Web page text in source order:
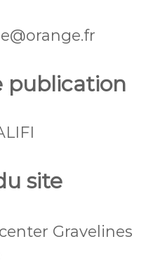
publication
site
Gravelines